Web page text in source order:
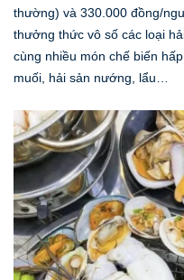
thường) và 330.000 đồng/
thưởng thức vô số các loại
cùng nhiều món chế biến
muối, hải sản nướng, lẩu…